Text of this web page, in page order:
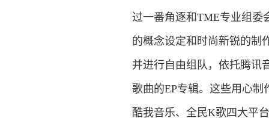
过一番角逐和TME专业组委
的概念设定和时尚新锐的制
并进行自由组队，依托腾讯
歌曲的EP专辑。这些用心
酷我音乐、全民K歌四大平